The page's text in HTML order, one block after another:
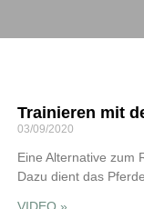
Trainieren mit
03/09/2020
Eine Alternative zum
Dazu dient das